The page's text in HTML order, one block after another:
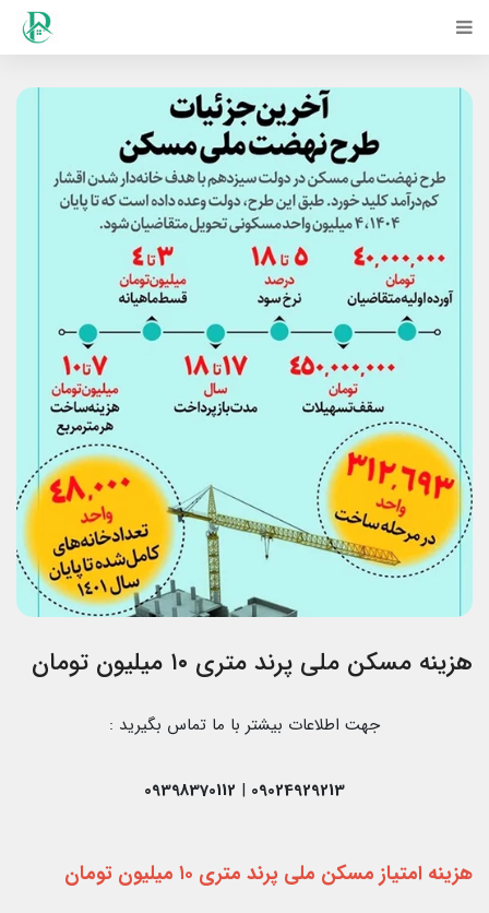
هزینه مسکن ملی پرند متری ۱۰ میلیون تومان
جهت اطلاعات بیشتر با ما تماس بگیرید :
09024929213
|
09398370112
هزینه امتیاز مسکن ملی پرند متری ۱۰ میلیون تومان